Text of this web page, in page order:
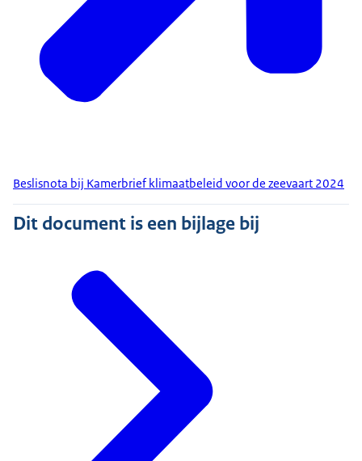
Beslisnota bij Kamerbrief klimaatbeleid voor de zeevaart 2024
Dit document is een bijlage bij